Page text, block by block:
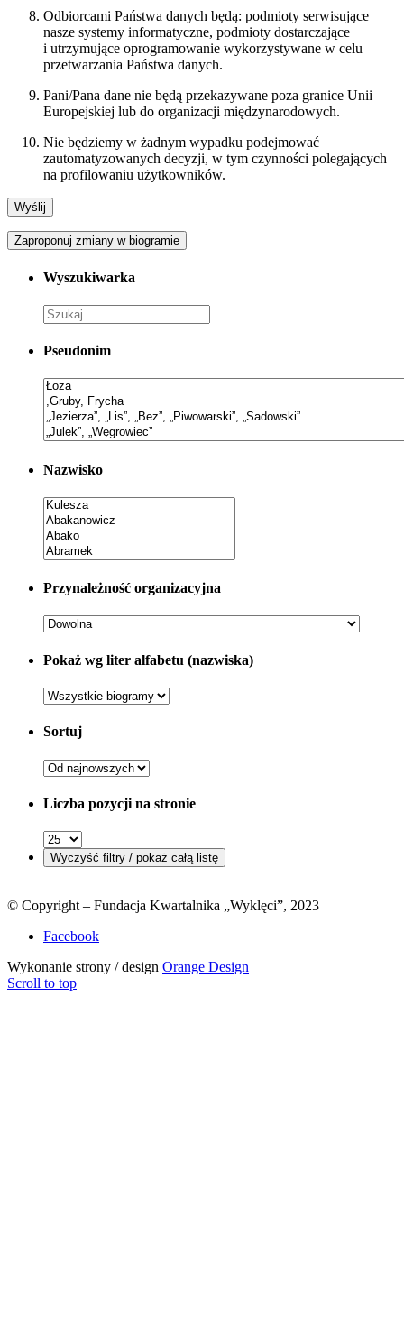
Odbiorcami Państwa danych będą: podmioty serwisujące
nasze systemy informatyczne, podmioty dostarczające
i utrzymujące oprogramowanie wykorzystywane w celu
przetwarzania Państwa danych.
Pani/Pana dane nie będą przekazywane poza granice Unii
Europejskiej lub do organizacji międzynarodowych.
Nie będziemy w żadnym wypadku podejmować
zautomatyzowanych decyzji, w tym czynności polegających
na profilowaniu użytkowników.
Zaproponuj zmiany w biogramie
Wyszukiwarka
Pseudonim
Nazwisko
Przynależność organizacyjna
Pokaż wg liter alfabetu (nazwiska)
Sortuj
Liczba pozycji na stronie
© Copyright – Fundacja Kwartalnika „Wyklęci”, 2023
Facebook
Wykonanie strony / design Orange Design
Scroll to top